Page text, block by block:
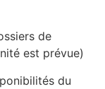
de
est prévue)
du